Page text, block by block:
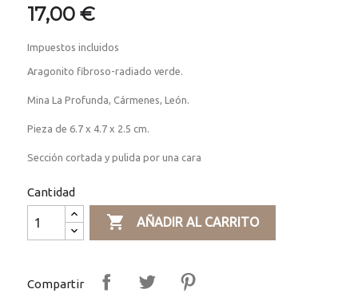
17,00 €
Impuestos incluidos
Aragonito fibroso-radiado verde.
Mina La Profunda, Cármenes, León.
Pieza de 6.7 x 4.7 x 2.5 cm.
Sección cortada y pulida por una cara
Cantidad
 AÑADIR AL CARRITO
Compartir